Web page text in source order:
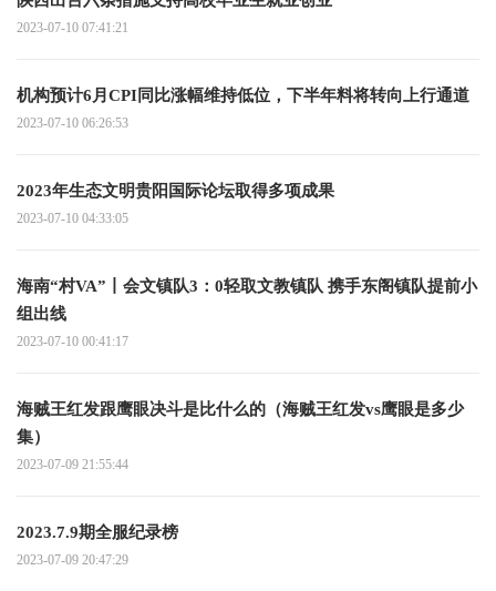
2023-07-10 07:41:21
机构预计6月CPI同比涨幅维持低位，下半年料将转向上行通道
2023-07-10 06:26:53
2023年生态文明贵阳国际论坛取得多项成果
2023-07-10 04:33:05
海南“村VA”丨会文镇队3：0轻取文教镇队 携手东阁镇队提前小
组出线
2023-07-10 00:41:17
海贼王红发跟鹰眼决斗是比什么的（海贼王红发vs鹰眼是多少
集）
2023-07-09 21:55:44
2023.7.9期全服纪录榜
2023-07-09 20:47:29